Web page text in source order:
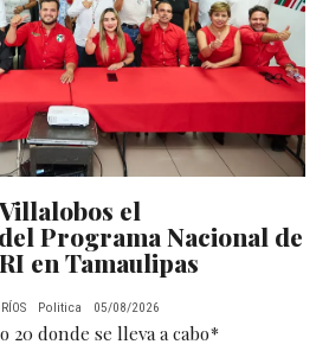
el
Programa Nacional de
en Tamaulipas
Politica 05/08/2026
donde se lleva a cabo*